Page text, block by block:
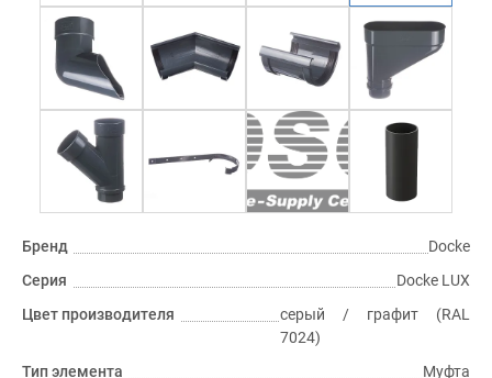
Бренд
Docke
Серия
Docke LUX
Цвет производителя
серый / графит (RAL
7024)
Тип элемента
Муфта